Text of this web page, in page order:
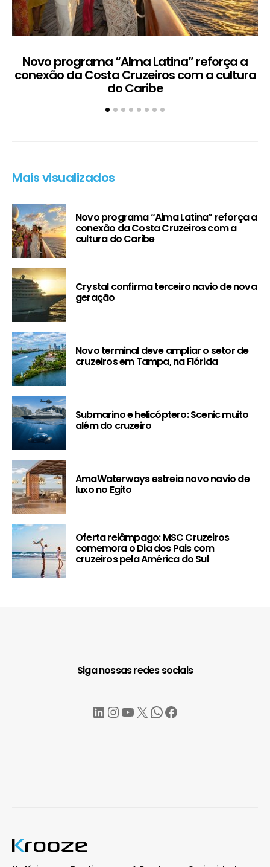
Novo programa “Alma Latina” reforça a
conexão da Costa Cruzeiros com a cultura
do Caribe
Mais visualizados
Novo programa “Alma Latina” reforça a
conexão da Costa Cruzeiros com a
cultura do Caribe
Crystal confirma terceiro navio de nova
geração
Novo terminal deve ampliar o setor de
cruzeiros em Tampa, na Flórida
Submarino e helicóptero: Scenic muito
além do cruzeiro
AmaWaterways estreia novo navio de
luxo no Egito
Oferta relâmpago: MSC Cruzeiros
comemora o Dia dos Pais com
cruzeiros pela América do Sul
Siga nossas redes sociais
LinkedIn
Instagram
YouTube
X WhatsApp
Facebook